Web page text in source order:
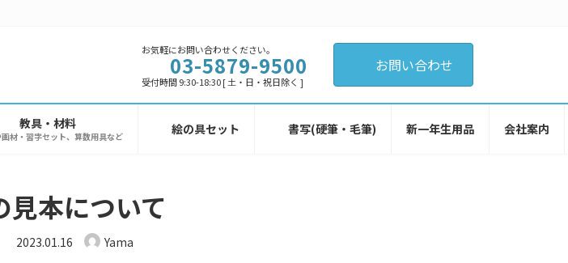
お気軽にお問い合わせください。
03-5879-9500
受付時間 9:30-18:30 [ 土・日・祝日除く ]
お問い合わせ
教具・材料
材・習字セット、算数用具など 絵の具セット 書写(硬筆・毛筆) 新一年生用品 会社案内
見本について
最
終
2023.01.16 Yama